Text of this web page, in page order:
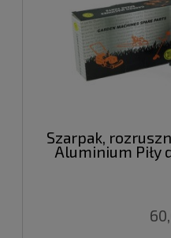
Szarpak,
Aluminium Piły